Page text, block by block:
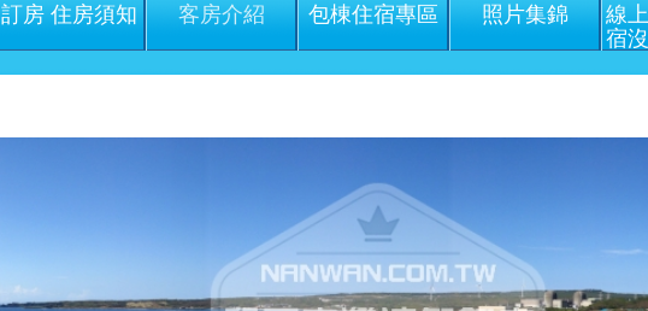
訂房 住房須知 客房介紹 包棟住宿專區 照片集錦
線
宿